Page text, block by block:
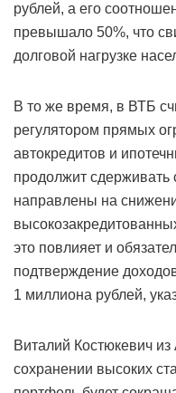
рублей, а его
превышало 50%, что
долговой нагрузке
В то же время, в ВТБ
регулятором прямых
автокредитов и
продолжит сдерживать
направлены на
это повлияет и
подтверждение
1 миллиона рублей,
Виталий Костюкевич из
сохранении высоких